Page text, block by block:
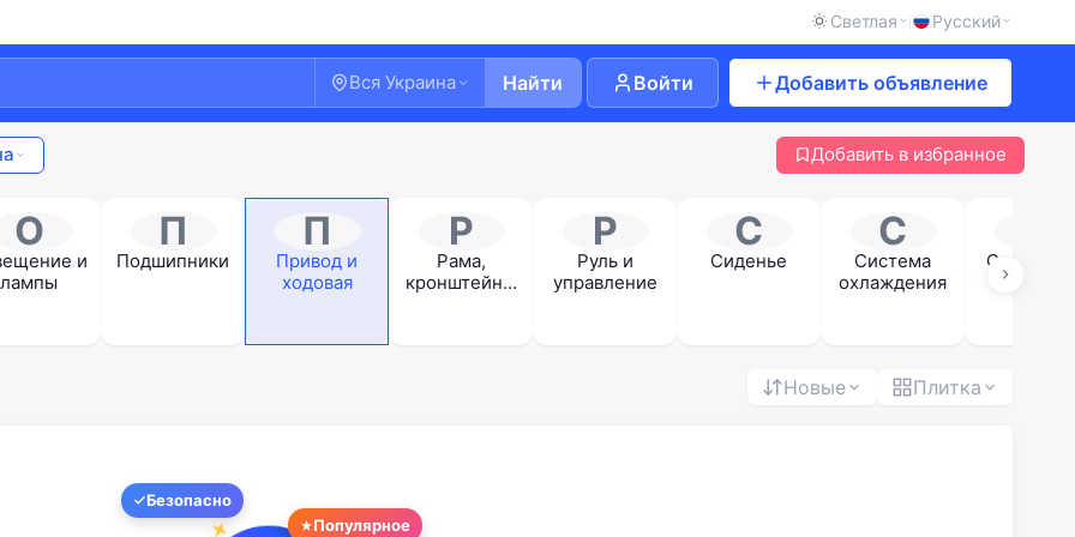
Светлая Русский
Вся Украина Найти Войти Добавить объявление
Добавить в избранное
О
и
лампы
П
Подшипники
П
Привод и
ходовая
Р
Рама,
кронштейны
Р
Руль и
управление
С
Сиденье
С
Система
охлаждения
Новые Плитка
Безопасно
Популярное
Добро пожаловать!